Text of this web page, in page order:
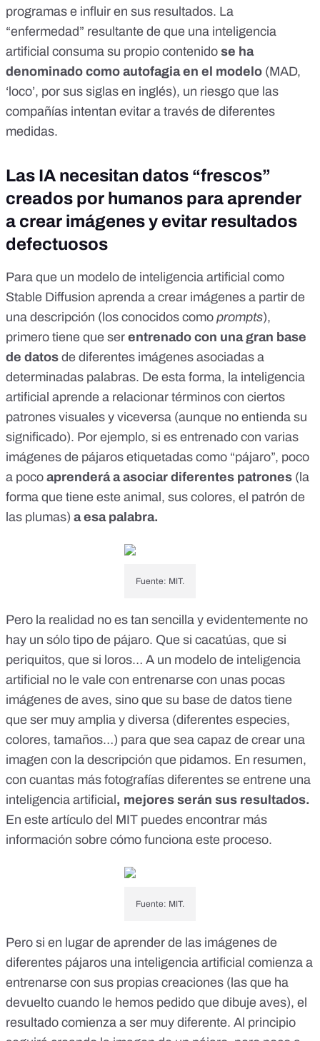
programas e influir en sus resultados. La
“enfermedad” resultante de que una inteligencia
artificial consuma su propio contenido se ha
denominado como autofagia en el modelo (MAD,
‘loco’, por sus siglas en inglés), un riesgo que las
compañías intentan evitar a través de diferentes
medidas.
Las IA necesitan datos “frescos”
creados por humanos para aprender
a crear imágenes y evitar resultados
defectuosos
Para que un modelo de inteligencia artificial como
Stable Diffusion aprenda a crear imágenes a partir de
una descripción (los conocidos como prompts),
primero tiene que ser entrenado con una gran base
de datos de diferentes imágenes asociadas a
determinadas palabras. De esta forma, la inteligencia
artificial aprende a relacionar términos con ciertos
patrones visuales y viceversa (aunque no entienda su
significado). Por ejemplo, si es entrenado con varias
imágenes de pájaros etiquetadas como “pájaro”, poco
a poco aprenderá a asociar diferentes patrones (la
forma que tiene este animal, sus colores, el patrón de
las plumas) a esa palabra.
Fuente: MIT.
Pero la realidad no es tan sencilla y evidentemente no
hay un sólo tipo de pájaro. Que si cacatúas, que si
periquitos, que si loros… A un modelo de inteligencia
artificial no le vale con entrenarse con unas pocas
imágenes de aves, sino que su base de datos tiene
que ser muy amplia y diversa (diferentes especies,
colores, tamaños…) para que sea capaz de crear una
imagen con la descripción que pidamos. En resumen,
con cuantas más fotografías diferentes se entrene una
inteligencia artificial , mejores serán sus resultados.
En este artículo del MIT puedes encontrar más
información sobre cómo funciona este proceso.
Fuente: MIT.
Pero si en lugar de aprender de las imágenes de
diferentes pájaros una inteligencia artificial comienza a
entrenarse con sus propias creaciones (las que ha
devuelto cuando le hemos pedido que dibuje aves), el
resultado comienza a ser muy diferente. Al principio